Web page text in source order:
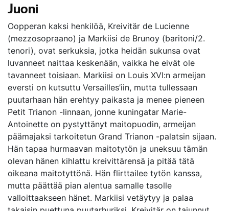
Juoni
Oopperan kaksi henkilöä, Kreivitär de Lucienne
(mezzosopraano) ja Markiisi de Brunoy (baritoni/2.
tenori), ovat serkuksia, jotka heidän sukunsa ovat
luvanneet naittaa keskenään, vaikka he eivät ole
tavanneet toisiaan. Markiisi on Louis XVI:n armeijan
eversti on kutsuttu Versailles’iin, mutta tullessaan
puutarhaan hän erehtyy paikasta ja menee pieneen
Petit Trianon -linnaan, jonne kuningatar Marie-
Antoinette on pystyttänyt maitopuodin, armeijan
päämajaksi tarkoitetun Grand Trianon -palatsin sijaan.
Hän tapaa hurmaavan maitotytön ja uneksuu tämän
olevan hänen kihlattu kreivittärensä ja pitää tätä
oikeana maitotyttönä. Hän flirttailee tytön kanssa,
mutta päättää pian alentua samalle tasolle
valloittaakseen hänet. Markiisi vetäytyy ja palaa